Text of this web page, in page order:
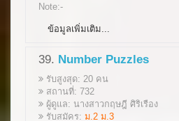
Note:-
ข้อมูลเพิ่มเติม...
39. Number Puzzles
รับสูงสุด: 20 คน
สถานที่: 732
ผู้ดูแล: นางสาวกฤษฎี ศิริเรือง
รับสมัคร: ม.2 ม.3